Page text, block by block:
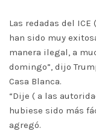
Las redadas del
han sido muy
manera ilegal, a
domingo”, dijo
Casa Blanca.
“Dije ( a las
hubiese sido más
agregó.